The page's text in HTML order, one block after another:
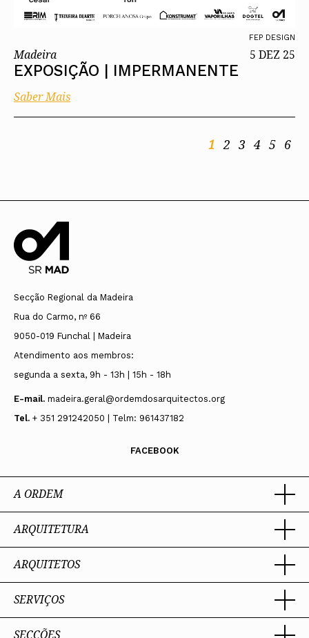
FEP DESIGN
Madeira 5 DEZ 25
EXPOSIÇÃO | IMPERMANENTE
Saber Mais
1 2 3 4 5 6
Secção Regional da Madeira
Rua do Carmo, nº 66
9050-019 Funchal | Madeira
Atendimento aos membros:
segunda a sexta, 9h - 13h | 15h - 18h
E-mail. madeira.geral@ordemdosarquitectos.org
Tel. + 351 291242050 | Telm: 961437182
FACEBOOK
A ORDEM
Ordem dos Arquitectos
Sobre a OA
Legado
Estatuto e Regulamentos
Comissões Técnicas
Membros Honorários
ARQUITETURA
Trabalhar com Arquiteto
Porquê um Arquiteto
Boas práticas
ARQUITETOS
Portal dos Arquitectos
Sobre o Portal
SERVIÇOS
SECÇÕES